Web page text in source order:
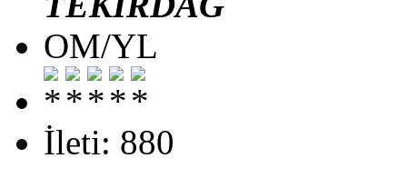
OM/YL
İleti: 880